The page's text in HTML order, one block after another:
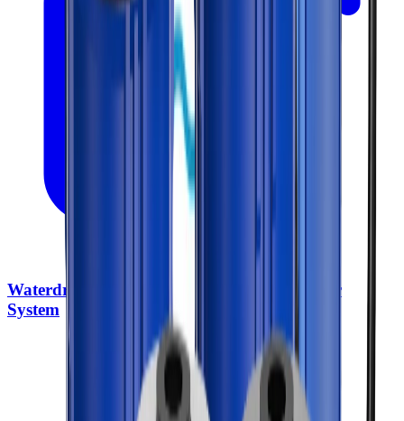
Waterdrop BG100 Whole House Water Filter
System